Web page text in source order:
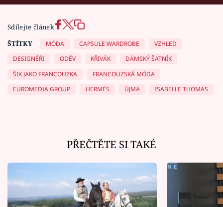
Sdílejte článek
ŠTÍTKY
MÓDA CAPSULE WARDROBE
VZHLED
DESIGNÉŘI
ODĚV KŘIVÁK
DÁMSKÝ ŠATNÍK
ŠIK JAKO FRANCOUZKA
FRANCOUZSKÁ MÓDA
EUROMEDIA GROUP
HERMÈS ÚJMA ISABELLE THOMAS
PŘEČTĚTE SI TAKÉ